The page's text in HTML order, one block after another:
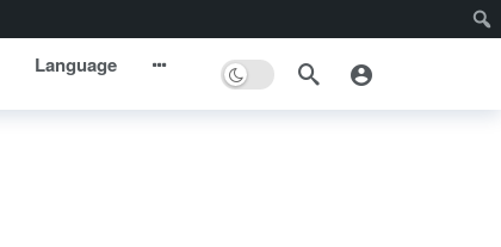
Language